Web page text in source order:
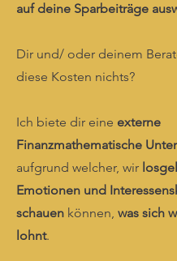
auf deine Sparbeiträge
Dir und/ oder deinem
diese Kosten nichts?
Ich biete dir eine externe
Finanzmathematische
aufgrund welcher, wir
Emotionen und
schauen können, was sich
lohnt.